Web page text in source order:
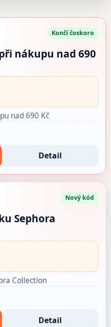
Končí čoskoro
nákupu nad 690
nad 690 Kč
Detail
Nový kód
Sephora
Collection
Detail